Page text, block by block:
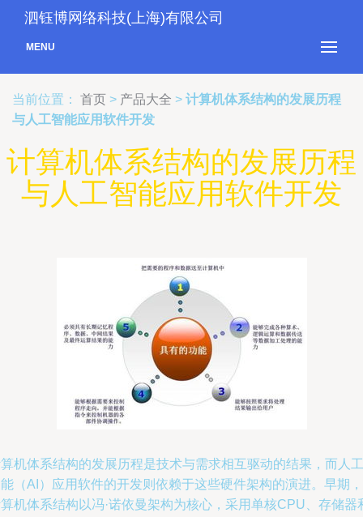
泗钰博网络科技(上海)有限公司
MENU
当前位置： 首页 > 产品大全 > 计算机体系结构的发展历程
与人工智能应用软件开发
计算机体系结构的发展历程
与人工智能应用软件开发
机体系结构的发展历程是技术与需求相互驱动的结果，而人工
（AI）应用软件的开发则依赖于这些硬件架构的演进。早期，
机体系结构以冯·诺依曼架构为核心，采用单核CPU、存储器